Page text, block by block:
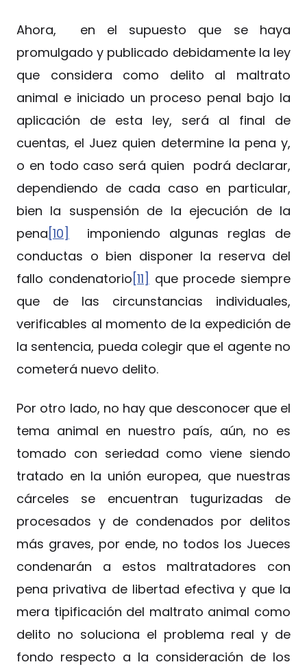
Ahora, en el supuesto que se haya
promulgado y publicado debidamente la ley
que considera como delito al maltrato
animal e iniciado un proceso penal bajo la
aplicación de esta ley, será al final de
cuentas, el Juez quien determine la pena y,
o en todo caso será quien podrá declarar,
dependiendo de cada caso en particular,
bien la suspensión de la ejecución de la
pena [10]
imponiendo algunas reglas de
conductas o bien disponer la reserva del
fallo condenatorio [11] que procede siempre
que de las circunstancias individuales,
verificables al momento de la expedición de
la sentencia, pueda colegir que el agente no
cometerá nuevo delito.
Por otro lado, no hay que desconocer que el
tema animal en nuestro país, aún, no es
tomado con seriedad como viene siendo
tratado en la unión europea, que nuestras
cárceles se encuentran tugurizadas de
procesados y de condenados por delitos
más graves, por ende, no todos los Jueces
condenarán a estos maltratadores con
pena privativa de libertad efectiva y que la
mera tipificación del maltrato animal como
delito no soluciona el problema real y de
fondo respecto a la consideración de los